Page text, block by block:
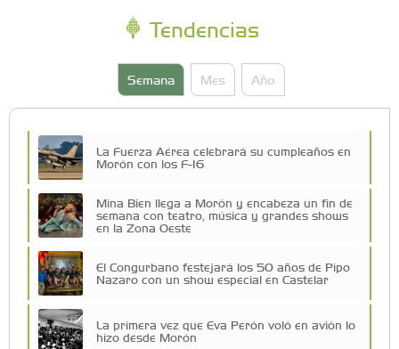
Tendencias
Semana Mes Año
La Fuerza Aérea celebrará su cumpleaños en
Morón con los F-16
Mina Bien llega a Morón y encabeza un fin de
semana con teatro, música y grandes shows
en la Zona Oeste
El Congurbano festejará los 50 años de Pipo
Nazaro con un show especial en Castelar
La primera vez que Eva Perón voló en avión lo
hizo desde Morón